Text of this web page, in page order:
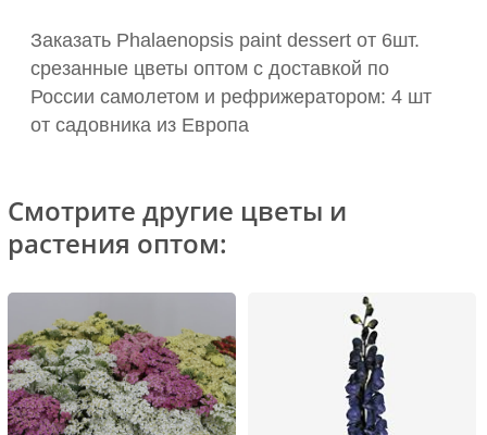
Заказать Phalaenopsis paint dessert от 6шт.
срезанные цветы оптом с доставкой по
России самолетом и рефрижератором: 4 шт
от садовника из Европа
Смотрите другие цветы и
растения оптом: